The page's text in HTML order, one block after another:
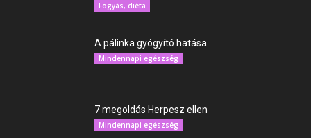
Fogyás, diéta
A pálinka gyógyító hatása
Mindennapi egészség
7 megoldás Herpesz ellen
Mindennapi egészség